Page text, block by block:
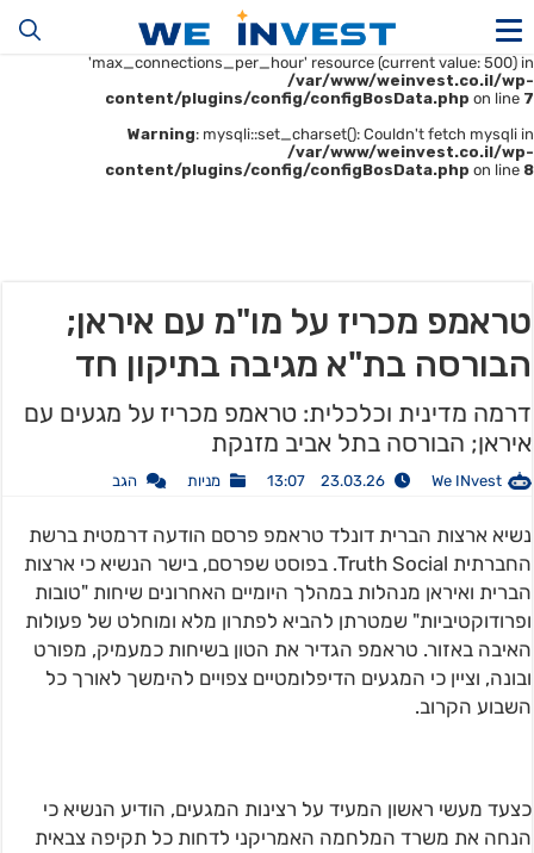
Warning
: mysqli::__construct(): (HY000/1226): User
'u414896523_maofData' has exceeded the
'max_connections_per_hour' resource (current value: 500) in
/var/www/weinvest.co.il/wp-
content/plugins/config/configBosData.php on line 7
Warning: mysqli::set_charset(): Couldn't fetch mysqli in
/var/www/weinvest.co.il/wp-
content/plugins/config/configBosData.php on line 8
טראמפ מכריז על מו"מ עם איראן;
הבורסה בת"א מגיבה בתיקון חד
דרמה מדינית וכלכלית: טראמפ מכריז על מגעים עם
איראן; הבורסה בתל אביב מזנקת
We INvest
23.03.26 13:07 מניות הגב
נשיא ארצות הברית דונלד טראמפ פרסם הודעה דרמטית ברשת
החברתית Truth Social. בפוסט שפרסם, בישר הנשיא כי ארצות
הברית ואיראן מנהלות במהלך היומיים האחרונים שיחות "טובות
ופרודוקטיביות" שמטרתן להביא לפתרון מלא ומוחלט של פעולות
האיבה באזור. טראמפ הגדיר את הטון בשיחות כמעמיק, מפורט
ובונה, וציין כי המגעים הדיפלומטיים צפויים להימשך לאורך כל
השבוע הקרוב.
כצעד מעשי ראשון המעיד על רצינות המגעים, הודיע הנשיא כי
הנחה את משרד המלחמה האמריקני לדחות כל תקיפה צבאית